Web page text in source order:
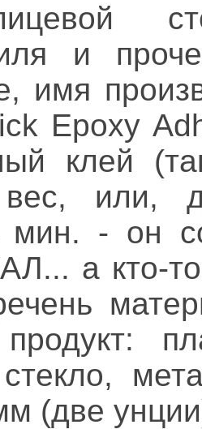
и
имя
Epoxy
клей
или,
мин. - он
а кто-
(две